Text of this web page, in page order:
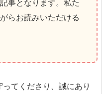
らお読みいただける
てくださり、誠にあり